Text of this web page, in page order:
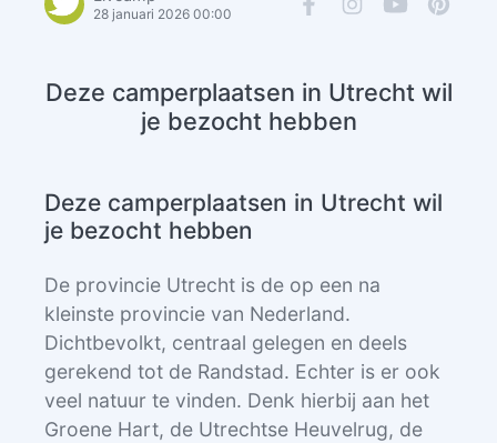
28 januari 2026 00:00
Deze camperplaatsen in Utrecht wil
je bezocht hebben
Deze camperplaatsen in Utrecht wil
je bezocht hebben
De provincie Utrecht is de op een na
kleinste provincie van Nederland.
Dichtbevolkt, centraal gelegen en deels
gerekend tot de Randstad. Echter is er ook
veel natuur te vinden. Denk hierbij aan het
Groene Hart, de Utrechtse Heuvelrug, de